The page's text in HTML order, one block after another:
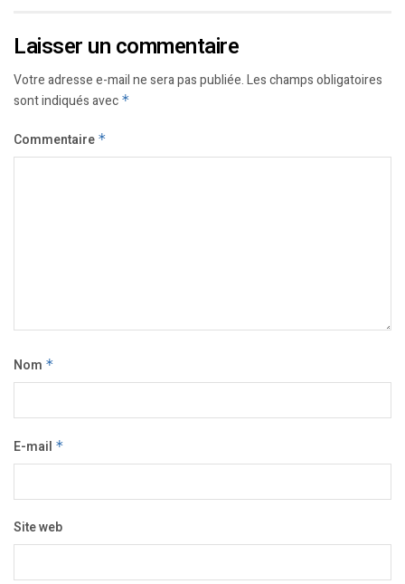
Laisser un commentaire
Votre adresse e-mail ne sera pas publiée.Les champs obligatoires
sont indiqués avec *
Commentaire *
Nom *
E-mail *
Site web